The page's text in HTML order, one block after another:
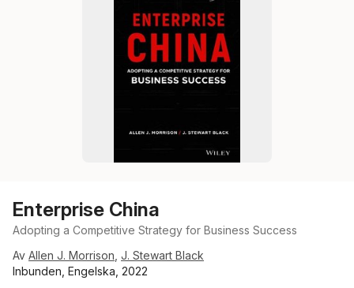
Enterprise China
Adopting a Competitive Strategy for Business Success
Av Allen J. Morrison J. Stewart Black
Inbunden, Engelska, 2022